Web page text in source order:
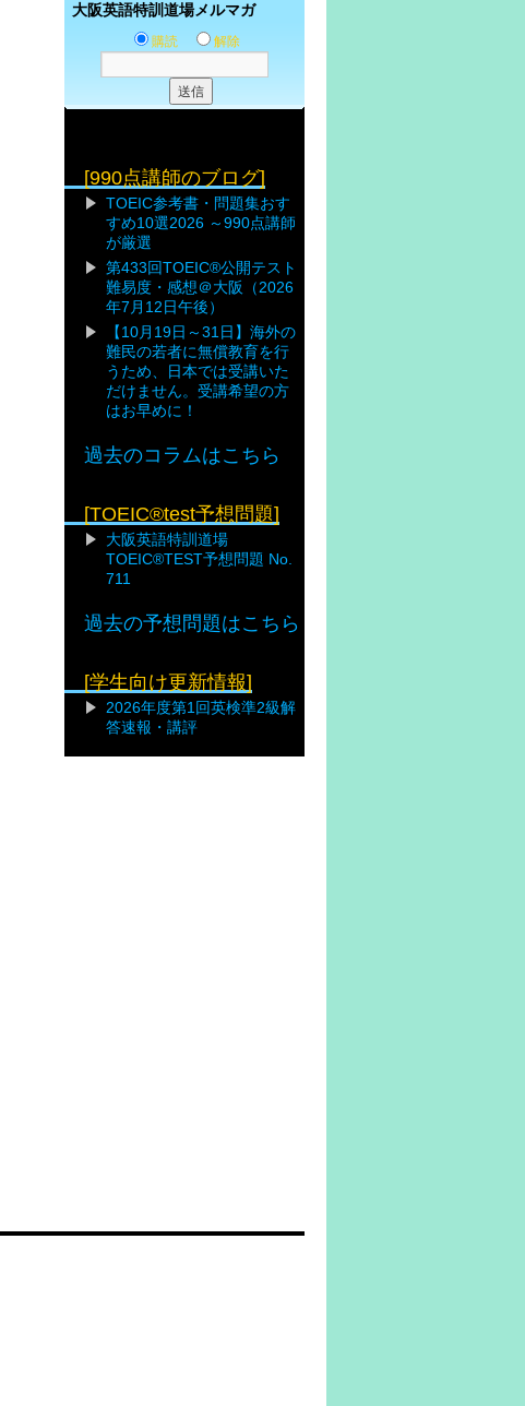
大阪英語特訓道場メルマガ
購読 解除
[990点講師のブログ]
TOEIC参考書・問題集おす
すめ10選2026 ～990点講師
が厳選
第433回TOEIC®公開テスト
難易度・感想＠大阪（2026
年7月12日午後）
【10月19日～31日】海外の
難民の若者に無償教育を行
うため、日本では受講いた
だけません。受講希望の方
はお早めに！
過去のコラムはこちら
[TOEIC®test予想問題]
大阪英語特訓道場
TOEIC®TEST予想問題 No.
711
過去の予想問題はこちら
[学生向け更新情報]
2026年度第1回英検準2級解
答速報・講評